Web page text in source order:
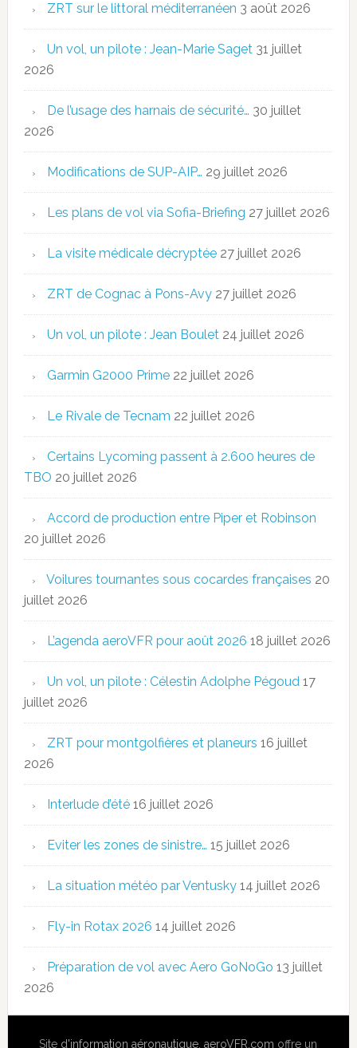
ZRT sur le littoral méditerranéen 3 août 2026
Un vol, un pilote : Jean-Marie Saget 31 juillet
2026
De l’usage des harnais de sécurité… 30 juillet
2026
Modifications de SUP-AIP… 29 juillet 2026
Les plans de vol via Sofia-Briefing 27 juillet 2026
La visite médicale décryptée 27 juillet 2026
ZRT de Cognac à Pons-Avy 27 juillet 2026
Un vol, un pilote : Jean Boulet 24 juillet 2026
Garmin G2000 Prime 22 juillet 2026
Le Rivale de Tecnam 22 juillet 2026
Certains Lycoming passent à 2.600 heures de
TBO 20 juillet 2026
Accord de production entre Piper et Robinson
20 juillet 2026
Voilures tournantes sous cocardes françaises 20
juillet 2026
L’agenda aeroVFR pour août 2026 18 juillet 2026
Un vol, un pilote : Célestin Adolphe Pégoud 17
juillet 2026
ZRT pour montgolfières et planeurs 16 juillet
2026
Interlude d’été 16 juillet 2026
Eviter les zones de sinistre… 15 juillet 2026
La situation météo par Ventusky 14 juillet 2026
Fly-in Rotax 2026 14 juillet 2026
Préparation de vol avec Aero GoNoGo 13 juillet
2026
Site d'information aéronautique,aeroVFR.com offre un